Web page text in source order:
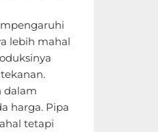
lebih mahal
dalam
harga. Pipa
tetapi